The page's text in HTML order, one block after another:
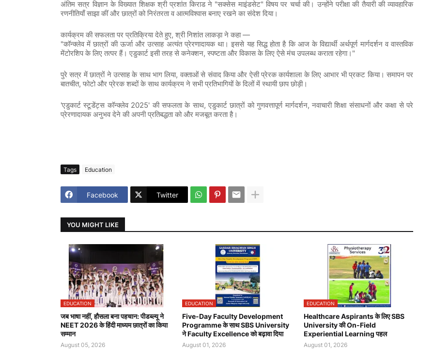
अंतिम सत्र विज्ञान के विख्यात शिक्षक श्री प्रशांत किराड ने "सक्सेस माइंडसेट"विषय पर चर्चा की। उन्होंने परीक्षा की तैयारी की व्यावहारिक
रणनीतियाँ साझा कीं और छात्रों को निरंतरता व आत्मविश्वास बनाए रखने का संदेश दिया।
कार्यक्रम की सफलता पर प्रतिक्रिया देते हुए, श्री निशांत लाकड़ा ने कहा—
"कॉन्क्लेव में छात्रों की ऊर्जा और उत्साह अत्यंत प्रेरणादायक था। इससे यह सिद्ध होता है कि आज के विद्यार्थी अर्थपूर्ण मार्गदर्शन व वास्तविक
मेंटोरशिप के लिए तत्पर हैं। एडुकार्ट इसी तरह से कनेक्शन, स्पष्टता और विकास के लिए ऐसे मंच उपलब्ध कराता रहेगा। "
पुरे सत्र में छात्रों ने उत्साह के साथ भाग लिया, वक्ताओं से संवाद किया और ऐसी प्रेरक कार्यशाला के लिए आभार भी प्रकट किया। समापन पर
बातचीत, फोटो और प्रेरक शब्दों के साथ कार्यक्रम ने सभी प्रतिभागियों के दिलों में स्थायी छाप छोड़ी।
'एडुकार्ट स्टूडेंट्स कॉन्क्लेव2025' की सफलता के साथ, एडुकार्ट छात्रों को गुणवत्तापूर्ण मार्गदर्शन, नवाचारी शिक्षा संसाधनों और कक्षा से परे
प्रेरणादायक अनुभव देने की अपनी प्रतिबद्धता को और मजबूत करता है।
Tags Education
Facebook Twitter
YOU MIGHT LIKE
EDUCATION
जब भाषा नहीं, हौसला बना पहचान: पीडब्ल्यू ने
NEET 2026 के हिंदी माध्यम छात्रों का किया
सम्मान
August 05, 2026
EDUCATION
Five-Day Faculty Development
Programme के साथ SBS University
ने Faculty Excellence को बढ़ावा दिया
August 01, 2026
EDUCATION
Healthcare Aspirants के लिए SBS
University की On-Field
Experiential Learning पहल
August 01, 2026